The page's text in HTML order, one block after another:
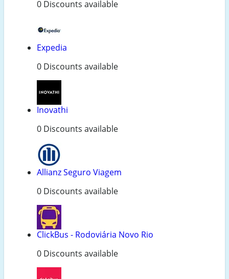
0 Discounts available
Expedia
0 Discounts available
Inovathi
0 Discounts available
Allianz Seguro Viagem
0 Discounts available
ClickBus - Rodoviária Novo Rio
0 Discounts available